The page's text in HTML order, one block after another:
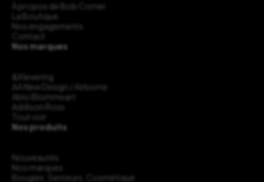
À propos de Bob Corner
La Boutique
Nos engagements
Contact
Nos marques
&Klevering
AA New Design / Airborne
Ablo Blommeart
Addison Ross
Tout voir
Nos produits
Nouveautés
Nos marques
Bougies, Senteurs, Cosmétique